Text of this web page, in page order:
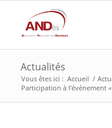
Actualités
Vous êtes ici : Accueil /
Participation à l’événement